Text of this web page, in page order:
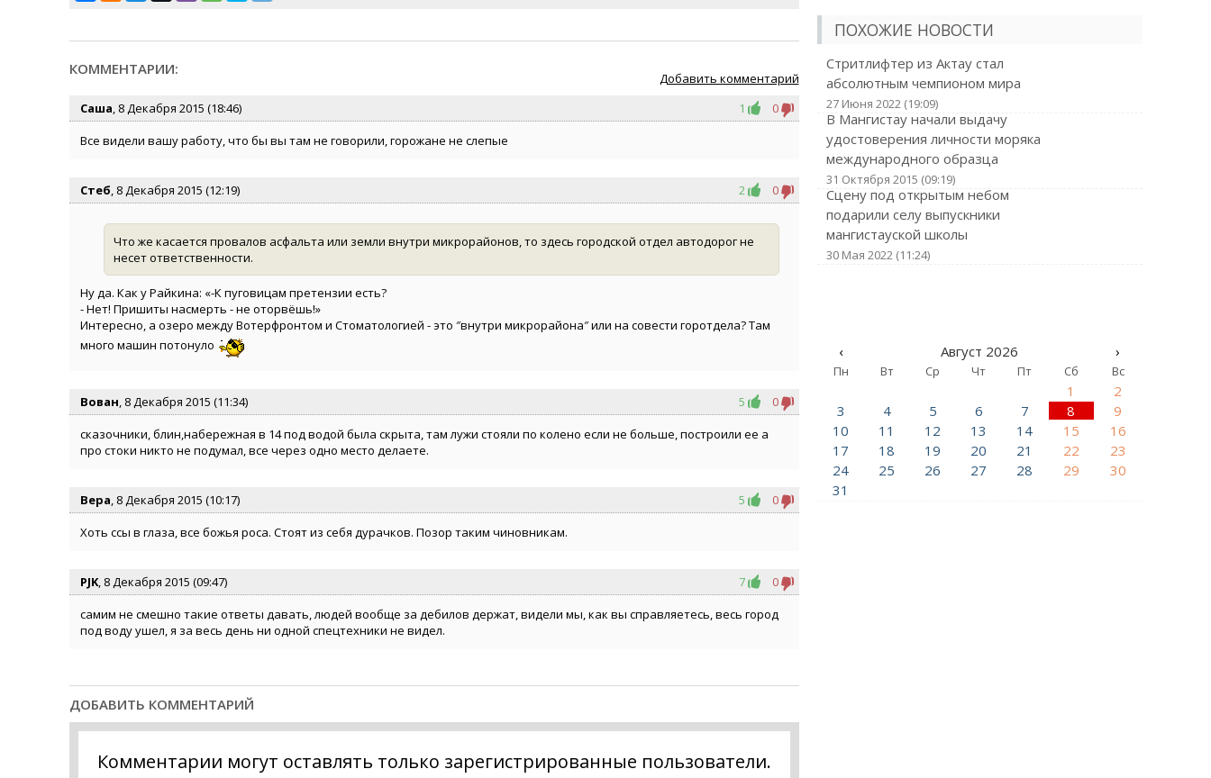
КОММЕНТАРИИ:
Добавить комментарий
Саша, 8 Декабря 2015 (18:46) 1
0
Все видели вашу работу, что бы вы там не говорили, горожане не слепые
Стеб, 8 Декабря 2015 (12:19) 2 0
Что же касается провалов асфальта или земли внутри микрорайонов, то здесь городской отдел автодорог не
несет ответственности.
Ну да. Как у Райкина: «-К пуговицам претензии есть?
- Нет! Пришиты насмерть - не оторвёшь!»
Интересно, а озеро между Вотерфронтом и Стоматологией - это ″внутри микрорайона″ или на совести горотдела? Там
много машин потонуло
Вован, 8 Декабря 2015 (11:34) 5
0
сказочники, блин,набережная в 14 под водой была скрыта, там лужи стояли по колено если не больше, построили ее а
про стоки никто не подумал, все через одно место делаете.
Вера, 8 Декабря 2015 (10:17) 5
0
Хоть ссы в глаза, все божья роса. Стоят из себя дурачков. Позор таким чиновникам.
PJK, 8 Декабря 2015 (09:47) 7
0
самим не смешно такие ответы давать, людей вообще за дебилов держат, видели мы, как вы справляетесь, весь город
под воду ушел, я за весь день ни одной спецтехники не видел.
ДОБАВИТЬ КОММЕНТАРИЙ
Комментарии могут оставлять только зарегистрированные пользователи.
ПОХОЖИЕ НОВОСТИ
Стритлифтер из Актау стал
абсолютным чемпионом мира
27 Июня 2022 (19:09)
В Мангистау начали выдачу
удостоверения личности моряка
международного образца
31 Октября 2015 (09:19)
Сцену под открытым небом
подарили селу выпускники
мангистауской школы
30 Мая 2022 (11:24)
‹ Август 2026 ›
Пн Вт Ср Чт Пт Сб Вс
1
2
3
4 5 6 7 8
9
10
11 12 13 14 15
16
17
18 19 20 21 22
23
24
25 26 27 28 29
30
31